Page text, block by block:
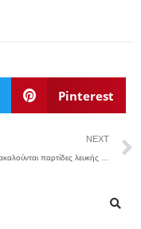
Pinterest
NEXT